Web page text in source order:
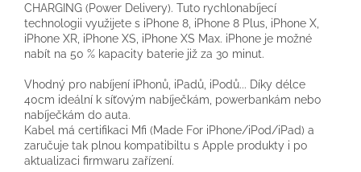
CHARGING (Power Delivery). Tuto rychlonabíjecí
technologii využijete s iPhone 8, iPhone 8 Plus, iPhone X,
iPhone XR, iPhone XS, iPhone XS Max. iPhone je možné
nabít na 50 % kapacity baterie již za 30 minut.
Vhodný pro nabíjení iPhonů, iPadů, iPodů... Díky délce
40cm ideální k síťovým nabíječkám, powerbankám nebo
nabíječkám do auta.
Kabel má certifikaci Mfi (Made For iPhone/iPod/iPad) a
zaručuje tak plnou kompatibiltu s Apple produkty i po
aktualizaci firmwaru zařízení.